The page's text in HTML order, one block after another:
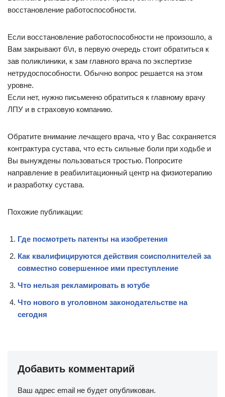
восстановление работоспособности.
Если восстановление работоспособности не произошло, а
Вам закрывают б\л, в первую очередь стоит обратиться к
зав поликлиники, к зам главного врача по экспертизе
нетрудоспособности. Обычно вопрос решается на этом
уровне.
Если нет, нужно письменно обратиться к главному врачу
ЛПУ и в страховую компанию.
Обратите внимание лечащего врача, что у Вас сохраняется
контрактура сустава, что есть сильные боли при ходьбе и
Вы вынуждены пользоваться тростью. Попросите
направление в реабилитационный центр на физиотерапию
и разработку сустава.
Похожие публикации:
Где посмотреть патенты на изобретения
Как квалифицируются действия соисполнителей за
совместно совершенное ими преступление
Что нельзя рекламировать в ютубе
Что нового в уголовном законодательстве на
сегодня
Добавить комментарий
Ваш адрес email не будет опубликован.